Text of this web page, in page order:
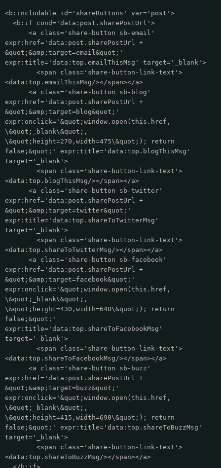
<b:includable id='shareButtons' var='post'>
<b:if cond='data:post.sharePostUrl'>
<a class='share-button sb-email'
expr:href='data:post.sharePostUrl +
&quot;&amp;target=email&quot;'
expr:title='data:top.emailThisMsg' target='_blank'>
<span class='share-button-link-text'>
<data:top.emailThisMsg/></span></a>
<a class='share-button sb-blog'
expr:href='data:post.sharePostUrl +
&quot;&amp;target=blog&quot;'
expr:onclick='&quot;window.open(this.href,
\&quot;_blank\&quot;,
\&quot;height=270,width=475\&quot;); return
false;&quot;' expr:title='data:top.blogThisMsg'
target='_blank'>
<span class='share-button-link-text'>
<data:top.blogThisMsg/></span></a>
<a class='share-button sb-twitter'
expr:href='data:post.sharePostUrl +
&quot;&amp;target=twitter&quot;'
expr:title='data:top.shareToTwitterMsg'
target='_blank'>
<span class='share-button-link-text'>
<data:top.shareToTwitterMsg/></span></a>
<a class='share-button sb-facebook'
expr:href='data:post.sharePostUrl +
&quot;&amp;target=facebook&quot;'
expr:onclick='&quot;window.open(this.href,
\&quot;_blank\&quot;,
\&quot;height=430,width=640\&quot;); return
false;&quot;'
expr:title='data:top.shareToFacebookMsg'
target='_blank'>
<span class='share-button-link-text'>
<data:top.shareToFacebookMsg/></span></a>
<a class='share-button sb-buzz'
expr:href='data:post.sharePostUrl +
&quot;&amp;target=buzz&quot;'
expr:onclick='&quot;window.open(this.href,
\&quot;_blank\&quot;,
\&quot;height=415,width=690\&quot;); return
false;&quot;' expr:title='data:top.shareToBuzzMsg'
target='_blank'>
<span class='share-button-link-text'>
<data:top.shareToBuzzMsg/></span></a>